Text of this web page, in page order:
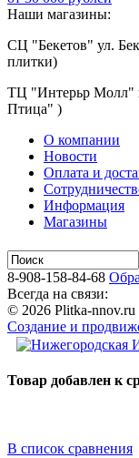
Наши магазины:
СЦ "Бекетов" ул.
плитки)
ТЦ "Интерьр Молл"
Птица" )
О компании
Новости
Оплата и
Информация
Магазины
8-908-158-84-68
Всегда на связи:
© 2026 Plitka-nnov.ru
Создание и
Товар добавлен к
В список сравнения